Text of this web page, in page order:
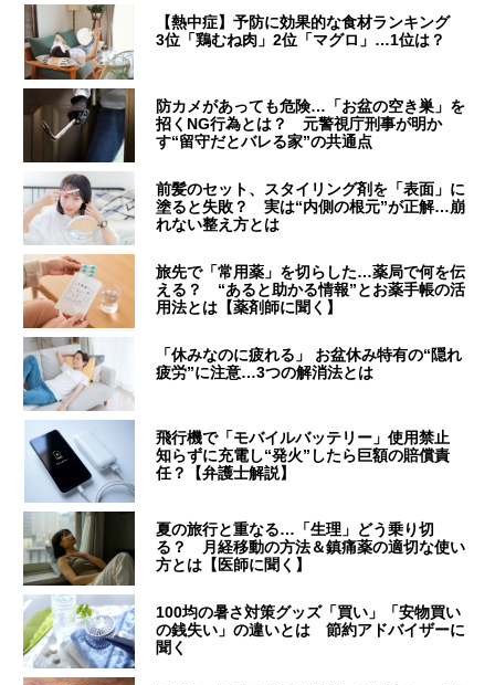
【熱中症】予防に効果的な食材ランキング
3位「鶏むね肉」2位「マグロ」…1位は？
防カメがあっても危険…「お盆の空き巣」を
招くNG行為とは？ 元警視庁刑事が明か
す“留守だとバレる家”の共通点
前髪のセット、スタイリング剤を「表面」に
塗ると失敗？ 実は“内側の根元”が正解…崩
れない整え方とは
旅先で「常用薬」を切らした…薬局で何を伝
える？ “あると助かる情報”とお薬手帳の活
用法とは【薬剤師に聞く】
「休みなのに疲れる」 お盆休み特有の“隠れ
疲労”に注意…3つの解消法とは
飛行機で「モバイルバッテリー」使用禁止
知らずに充電し“発火”したら巨額の賠償責
任？【弁護士解説】
夏の旅行と重なる…「生理」どう乗り切
る？ 月経移動の方法＆鎮痛薬の適切な使い
方とは【医師に聞く】
100均の暑さ対策グッズ「買い」「安物買い
の銭失い」の違いとは 節約アドバイザーに
聞く